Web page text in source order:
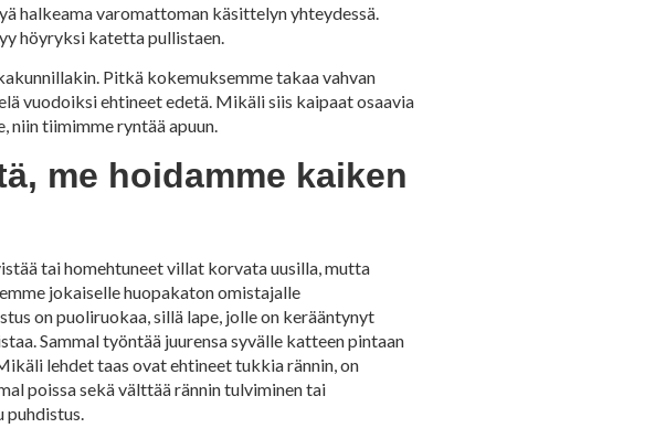
halkeama varomattoman käsittelyn yhteydessä.
höyryksi katetta pullistaen.
Pitkä kokemuksemme takaa vahvan
vuodoiksi ehtineet edetä. Mikäli siis kaipaat osaavia
niin tiimimme ryntää apuun.
me hoidamme kaiken
tai homehtuneet villat korvata uusilla, mutta
jokaiselle huopakaton omistajalle
on puoliruokaa, sillä lape, jolle on kerääntynyt
Sammal työntää juurensa syvälle katteen pintaan
lehdet taas ovat ehtineet tukkia rännin, on
poissa sekä välttää rännin tulviminen tai